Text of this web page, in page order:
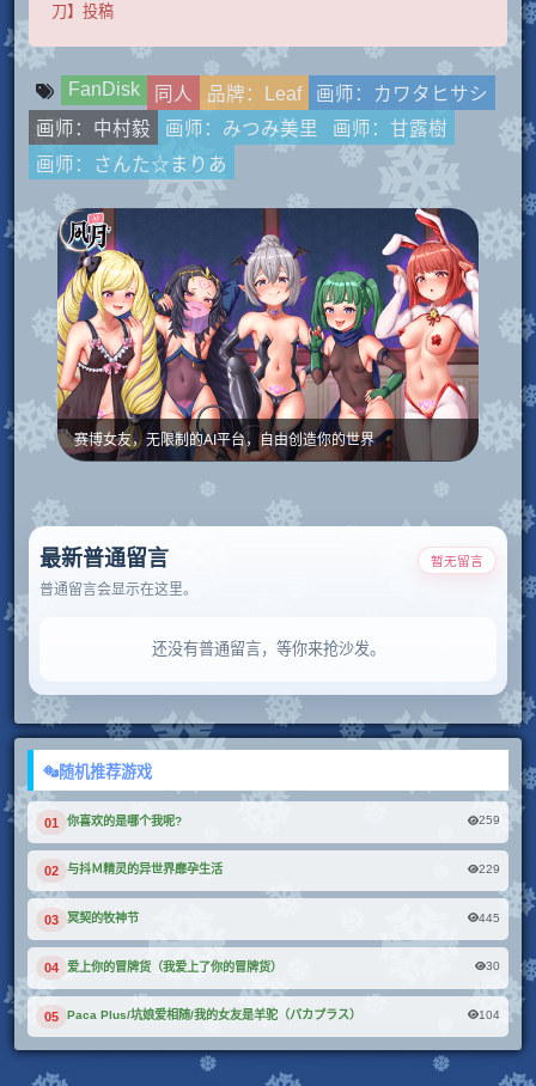
刀】投稿
FanDisk 同人 品牌：Leaf
画师：カワタヒサシ
画师：中村毅
画师：みつみ美里
画师：甘露樹
画师：さんた☆まりあ
赛博女友，无限制的AI平台，自由创造你的世界
最新普通留言
普通留言会显示在这里。
暂无留言
还没有普通留言，等你来抢沙发。
随机推荐游戏
01 你喜欢的是哪个我呢? 259
02 与抖Ｍ精灵的异世界靡孕生活 229
03 冥契的牧神节 445
04 爱上你的冒牌货（我爱上了你的冒牌货） 30
05 Paca Plus/坑娘爱相随/我的女友是羊驼（パカプラス） 104